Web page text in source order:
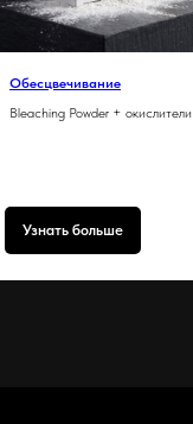
Обесцвечивание
Bleaching Powder + окислители
Узнать больше